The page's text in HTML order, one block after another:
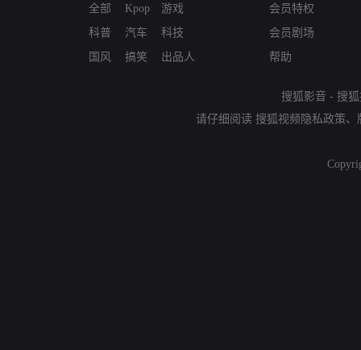
全部
科普
国风
Kpop
汽车
搞笑
游戏
科技
出品人
会员特权
会员剧场
帮助
搜狐影音 - 搜
请仔细阅读 搜狐视频隐私政策、